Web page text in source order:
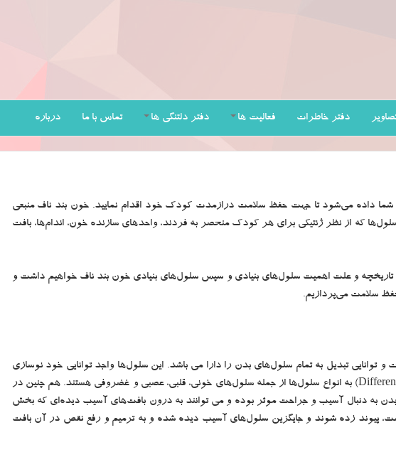
دفتر خاطرات فعالیت ها دفتر دلتنگی ها تماس با ما درباره
شما داده می‌شود تا جهت حفظ سلامت درازمدت کودک خود اقدام نمایید. خون بند ناف منبعی
که از نظر ژنتیکی برای هر کودک منحصر به فردند، واحدهای سازنده خون، اندام‌ها، بافت
تاریخچه و علت اهمیت سلول‌های بنیادی و سپس سلول‌های بنیادی خون بند ناف خواهیم داشت و
سلامت می‌پردازیم.
و توانایی تبدیل به تمام سلول‌های بدن را دارا می باشد. این سلول‌ها واجد توانایی خود نوسازی
(Self Renewing) و تمایز (Differentiating) به انواع سلول‌ها از جمله سلول‌های خونی، قلبی، عصبی و غضروفی هستند. هم چنین در
به دنبال آسیب و جراحت موثر بوده و می توانند به درون بافت‌های آسیب دیده‌ای که بخش
پیوند زده شوند و جایگزین سلول‌های آسیب دیده شده و به ترمیم و رفع نقص در آن بافت